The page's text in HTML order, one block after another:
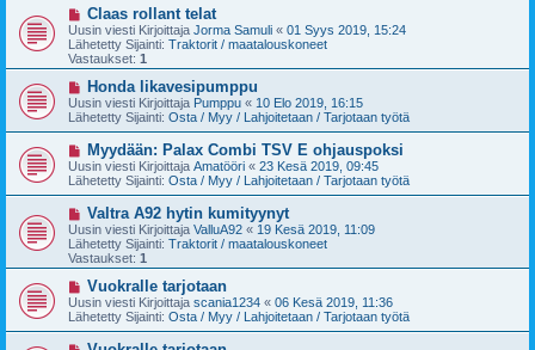
e
s
t
U
u
s
i
v
e
s
t
Claas rollant telat
Uusin viesti Kirjoittaja Jorma Samuli « 01 Syys 2019, 15:24
Lähetetty Sijainti: Traktorit / maatalouskoneet
Vastaukset: 1
U
u
s
i
v
e
s
t
Honda likavesipumppu
Uusin viesti Kirjoittaja Pumppu « 10 Elo 2019, 16:15
Lähetetty Sijainti: Osta / Myy / Lahjoitetaan / Tarjotaan työtä
U
u
s
i
v
e
s
t
Myydään: Palax Combi TSV E ohjauspoksi
Uusin viesti Kirjoittaja Amatööri « 23 Kesä 2019, 09:45
Lähetetty Sijainti: Osta / Myy / Lahjoitetaan / Tarjotaan työtä
U
u
s
i
v
s
t
Valtra A92 hytin kumityynyt
Uusin viesti Kirjoittaja ValluA92 « 19 Kesä 2019, 11:09
Lähetetty Sijainti: Traktorit / maatalouskoneet
Vastaukset: 1
U
u
s
i
v
Vuokralle tarjotaan
Uusin viesti Kirjoittaja scania1234 « 06 Kesä 2019, 11:36
Lähetetty Sijainti: Osta / Myy / Lahjoitetaan / Tarjotaan työtä
U